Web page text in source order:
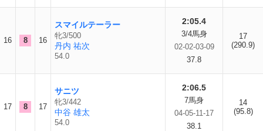
16 8 16
スマイルテーラー
牝3/500
丹内 祐次
54.0
2:05.4
3/4馬身
02-02-03-09
37.8
17
(290.9)
17 8 17
サニツ
牝3/442
中谷 雄太
54.0
2:06.5
7馬身
04-05-11-17
38.1
14
(95.8)